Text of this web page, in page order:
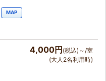
MAP
4,000円 (税込)～/室
(大人2名利用時)